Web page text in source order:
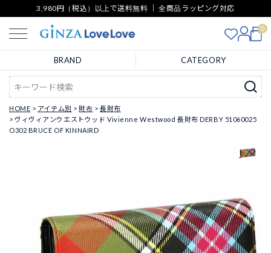
3,980円（税込）以上で送料無料 ｜ 全商品ラッピング対応
0
BRAND CATEGORY
HOME アイテム別 財布
長財布
ヴィヴィアンウエストウッド Vivienne Westwood 長財布 DERBY 51060025
O302 BRUCE OF KINNAIRD